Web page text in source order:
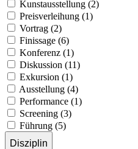
Kunstausstellung (2)
Preisverleihung (1)
Vortrag (2)
Finissage (6)
Konferenz (1)
Diskussion (11)
Exkursion (1)
Ausstellung (4)
Performance (1)
Screening (3)
Führung (5)
Disziplin